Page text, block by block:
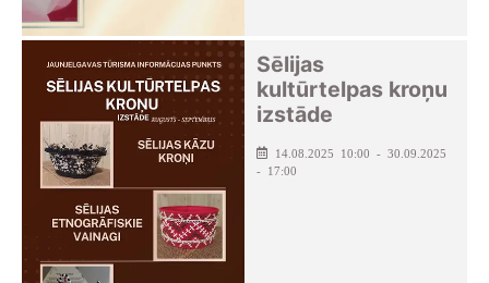
Sēlijas
kultūrtelpas kroņu
izstāde
14.08.2025 10:00 - 30.09.2025
- 17:00